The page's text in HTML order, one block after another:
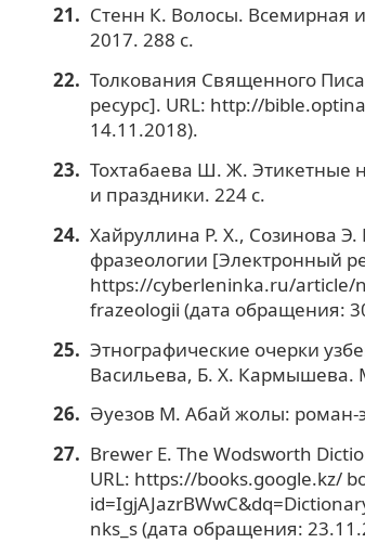
Стенн К. Волосы. Всемирная
2017. 288 с.
Толкования Священного
ресурс]. URL: http://
14.11.2018).
Тохтабаева Ш. Ж. Этикетные
и праздники. 224 с.
Хайруллина Р. Х., Созинова
фразеологии [Электронный
https://cyberleninka.ru/article/
frazeologii (дата обращения:
Этнографические очерки
Васильева, Б. Х. Кармышева.
Әуезов М. Абай жолы:
Brewer E. The Wodsworth
URL: https://books.google.kz/
nks_s (дата обращения: